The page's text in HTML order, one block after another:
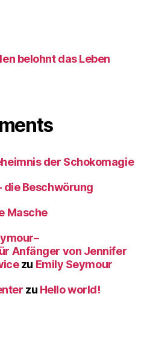
belohnt das Leben
der Schokomagie
die Beschwörung
Masche
Anfänger von Jennifer
zu Emily Seymour
zu Hello world!